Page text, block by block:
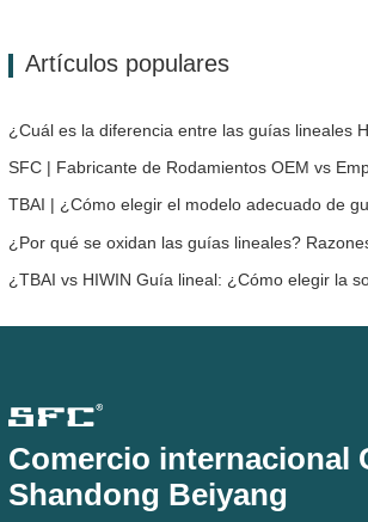
Artículos populares
¿Cuál es la diferencia entre las guías lineales
SFC | Fabricante de Rodamientos OEM vs
TBAI | ¿Cómo elegir el modelo adecuado de
Comercio internacional
Shandong Beiyang